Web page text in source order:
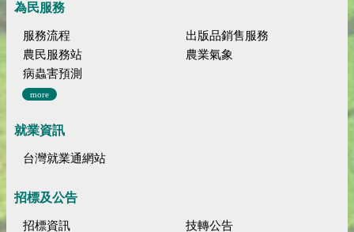
為民服務
服務流程
出版品銷售服務
農民服務站
農業氣象
病蟲害預測
more
就業資訊
台灣就業通網站
招標及公告
招標資訊 技轉公告